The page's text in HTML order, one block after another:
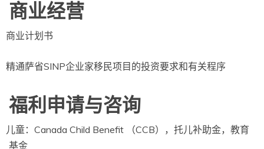
商业经营
商业计划书
精通萨省SINP企业家移民项目的投资要求和有关程序
福利申请与咨询
儿童： Canada Child Benefit （CCB），托儿补助金，教育
基金